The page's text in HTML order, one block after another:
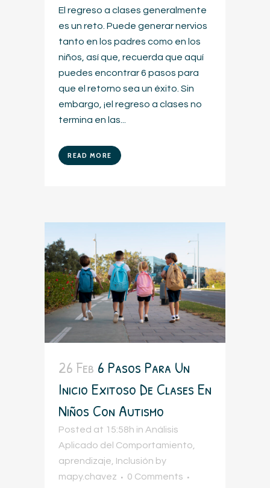
El regreso a clases generalmente
es un reto. Puede generar nervios
tanto en los padres como en los
niños, así que, recuerda que aquí
puedes encontrar 6 pasos para
que el retorno sea un éxito. Sin
embargo, ¡el regreso a clases no
termina en las...
READ MORE
26 Feb 6 Pasos Para Un
Inicio Exitoso De Clases En
Niños Con Autismo
Posted at 15:58h in Análisis
Aplicado del Comportamiento
aprendizaje Inclusión by
mapy.chavez
0 Comments